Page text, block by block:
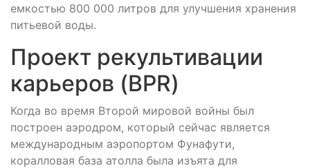
емкостью 800 000 литров для улучшения хранения
питьевой воды.
Проект рекультивации
карьеров (BPR)
Когда во время Второй мировой войны был
построен аэродром, который сейчас является
международным аэропортом Фунафути,
коралловая база атолла была изъята для